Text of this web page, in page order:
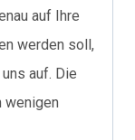
auf Ihre
werden soll,
auf. Die
wenigen